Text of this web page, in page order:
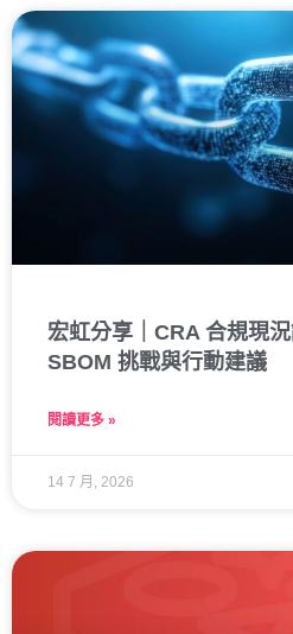
宏虹分享｜CRA 合規現
SBOM 挑戰與行動建議
閱讀更多 »
14 7 月, 2026